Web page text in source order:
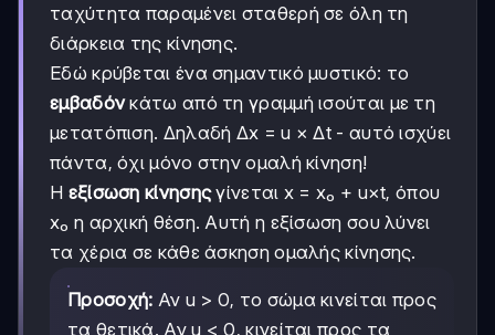
ταχύτητα παραμένει σταθερή σε όλη τη
διάρκεια της κίνησης.
Εδώ κρύβεται ένα σημαντικό μυστικό: το
εμβαδόνκάτω από τη γραμμή ισούται με τη
μετατόπιση. Δηλαδή Δx = u × Δt - αυτό ισχύει
πάντα, όχι μόνο στην ομαλή κίνηση!
Η εξίσωση κίνησηςγίνεται x = x₀ + u×t, όπου
x₀ η αρχική θέση. Αυτή η εξίσωση σου λύνει
τα χέρια σε κάθε άσκηση ομαλής κίνησης.
Προσοχή: Αν u > 0, το σώμα κινείται προς
τα θετικά. Αν u < 0, κινείται προς τα